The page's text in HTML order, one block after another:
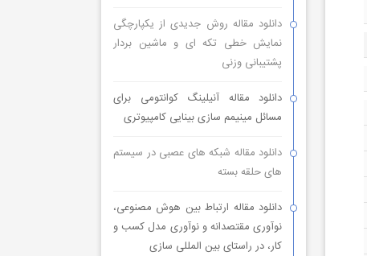
دانلود مقاله روش جدیدی از یکپارچگی
نمایش خطی تکه ای و ماشین بردار
پشتیبانی وزنی
دانلود مقاله آنیلینگ کوانتومی برای
مسائل مینیمم سازی بینایی کامپیوتری
دانلود مقاله شبکه های عصبی در سیستم
های حلقه بسته
دانلود مقاله ارتباط بین هوش مصنوعی،
نوآوری مقتصدانه و نوآوری مدل کسب و
کار، در راستای بین المللی سازی